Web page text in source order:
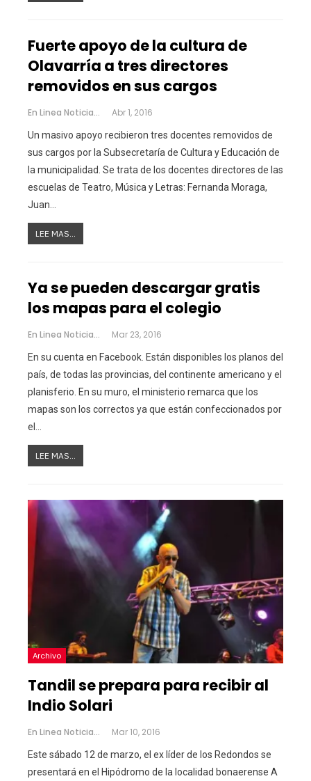
Fuerte apoyo de la cultura de
Olavarría a tres directores
removidos en sus cargos
En Linea Noticias Abr 1, 2016
Un masivo apoyo recibieron tres docentes removidos de
sus cargos por la Subsecretaría de Cultura y Educación de
la municipalidad. Se trata de los docentes directores de las
escuelas de Teatro, Música y Letras: Fernanda Moraga,
Juan…
LEE MAS...
Ya se pueden descargar gratis
los mapas para el colegio
En Linea Noticias Mar 23, 2016
En su cuenta en Facebook. Están disponibles los planos del
país, de todas las provincias, del continente americano y el
planisferio. En su muro, el ministerio remarca que los
mapas son los correctos ya que están confeccionados por
el…
LEE MAS...
Archivo
Tandil se prepara para recibir al
Indio Solari
En Linea Noticias Mar 10, 2016
Este sábado 12 de marzo, el ex líder de los Redondos se
presentará en el Hipódromo de la localidad bonaerense A